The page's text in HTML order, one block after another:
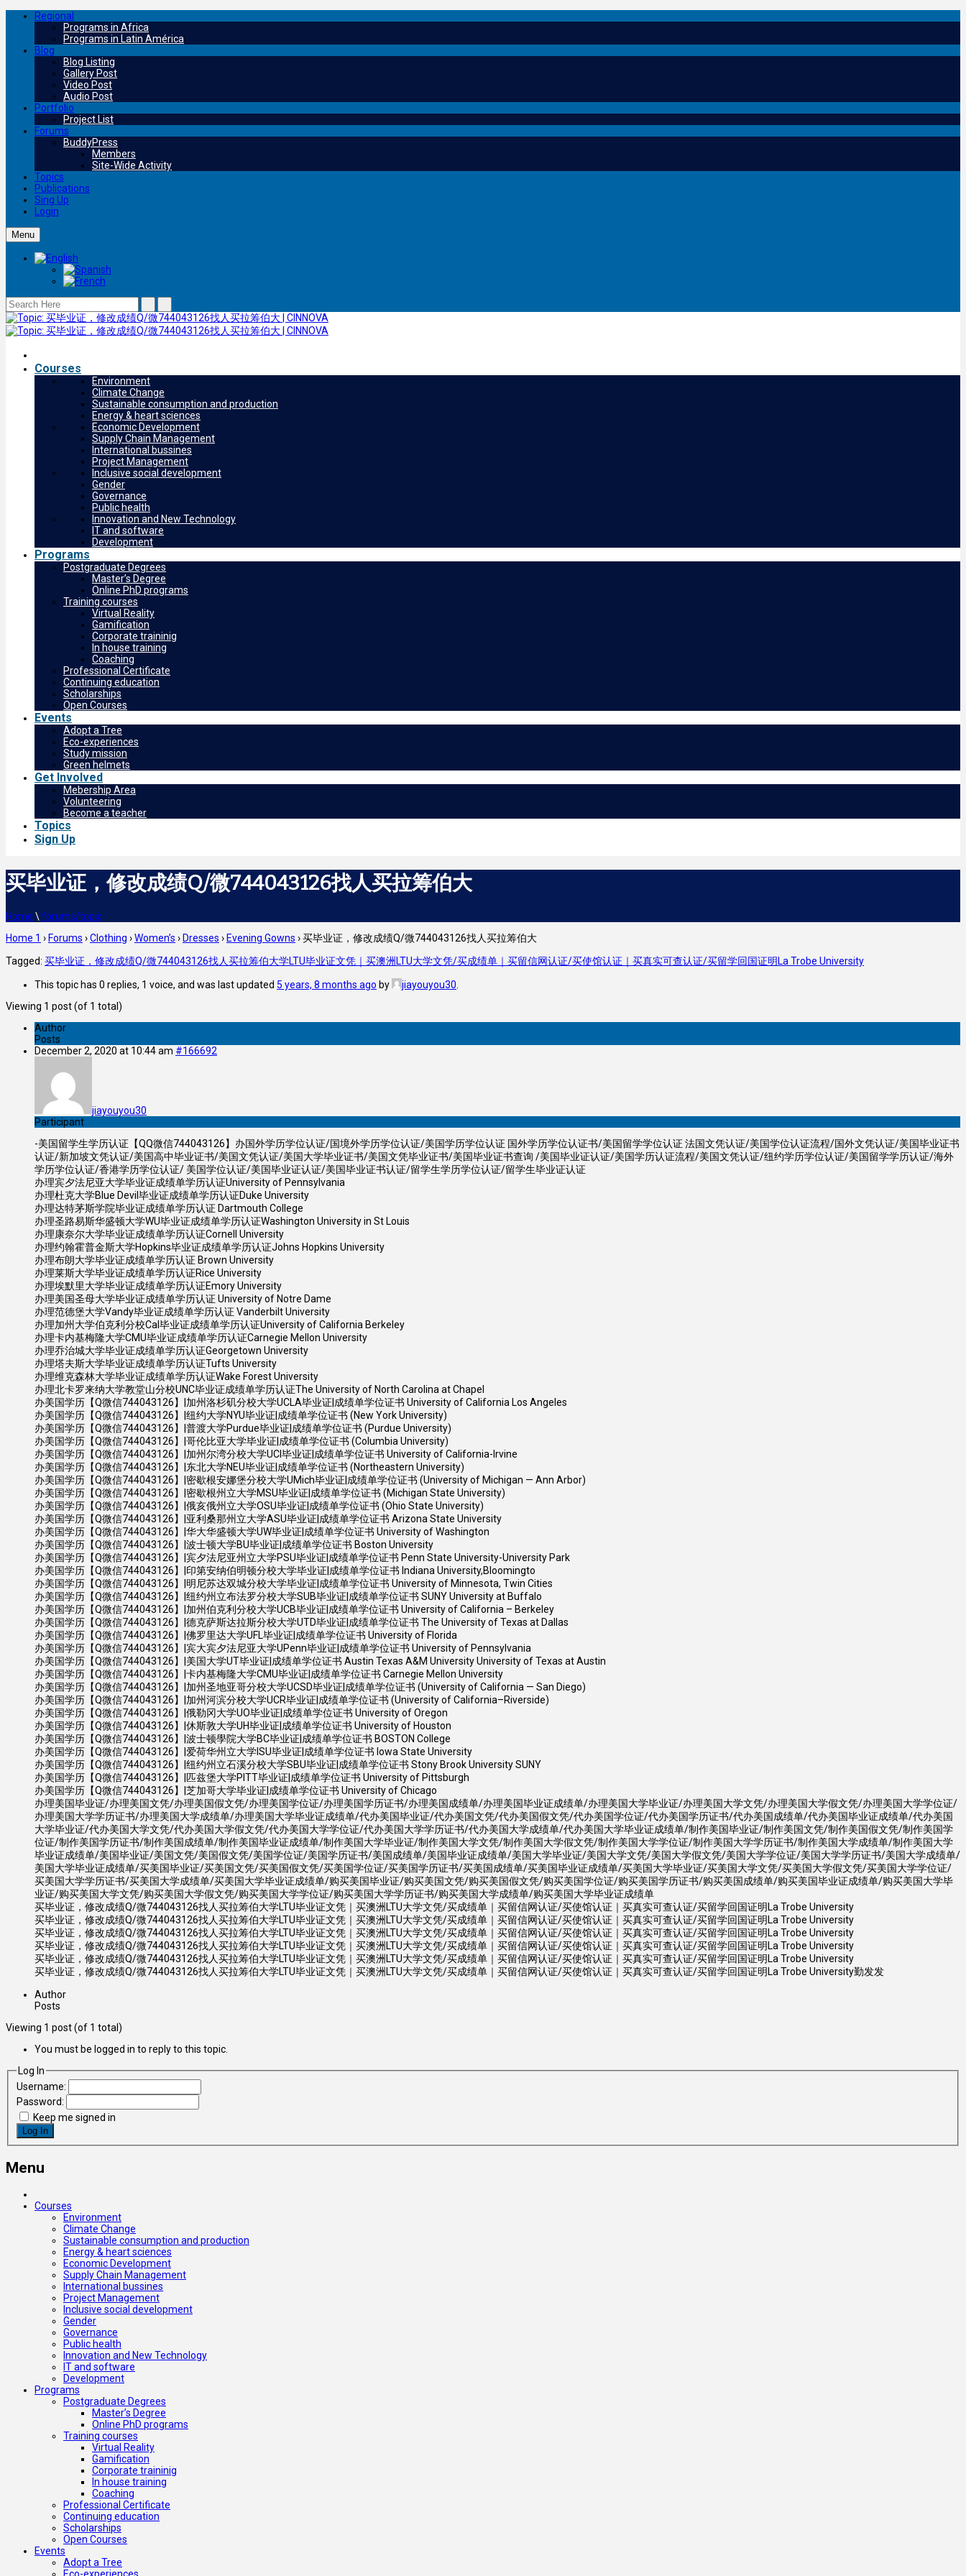
Regional
Programs in Africa
Programs in Latin América
Blog
Blog Listing
Gallery Post
Video Post
Audio Post
Portfolio
Project List
Forums
BuddyPress
Members
Site-Wide Activity
Topics
Publications
Sing Up
Login
Menu
Courses
Environment
Climate Change
Sustainable consumption and production
Energy & heart sciences
Economic Development
Supply Chain Management
International bussines
Project Management
Inclusive social development
Gender
Governance
Public health
Innovation and New Technology
IT and software
Development
Programs
Postgraduate Degrees
Master’s Degree
Online PhD programs
Training courses
Virtual Reality
Gamification
Corporate traininig
In house training
Coaching
Professional Certificate
Continuing education
Scholarships
Open Courses
Events
Adopt a Tree
Eco-experiences
Study mission
Green helmets
Get Involved
Mebership Area
Volunteering
Become a teacher
Topics
Sign Up
买毕业证，修改成绩Q/微744043126找人买拉筹伯大
Home \ forums/topic
Home 1 ›Forums ›Clothing ›Women’s ›Dresses ›Evening Gowns ›买毕业证，修改成绩Q/微744043126找人买拉筹伯大
Tagged: 买毕业证，修改成绩Q/微744043126找人买拉筹伯大学LTU毕业证文凭｜买澳洲LTU大学文凭/买成绩单｜买留信网认证/买使馆认证｜买真实可查认证/买留学回国证明La Trobe University
This topic has 0 replies, 1 voice, and was last updated 5 years, 8 months ago by jiayouyou30
Viewing 1 post (of 1 total)
Author
Posts
December 2, 2020 at 10:44 am #166692
jiayouyou30
Participant
-美国留学生学历认证【QQ微信744043126】办国外学历学位认证/国境外学历学位认证/美国学历学位认证 国外学历学位认证书/美国留学学位认证 法国文凭认证/美国学位认证流程/国外文凭认证/美国毕业证书
认证/新加坡文凭认证/美国高中毕业证书/美国文凭认证/美国大学毕业证书/美国文凭毕业证书/美国毕业证书查询 /美国毕业证认证/美国学历认证流程/美国文凭认证/纽约学历学位认证/美国留学学历认证/海外
学历学位认证/香港学历学位认证/ 美国学位认证/美国毕业证认证/美国毕业证书认证/留学生学历学位认证/留学生毕业证认证
办理宾夕法尼亚大学毕业证成绩单学历认证University of Pennsylvania
办理杜克大学Blue Devil毕业证成绩单学历认证Duke University
办理达特茅斯学院毕业证成绩单学历认证 Dartmouth College
办理圣路易斯华盛顿大学WU毕业证成绩单学历认证Washington University in St Louis
办理康奈尔大学毕业证成绩单学历认证Cornell University
办理约翰霍普金斯大学Hopkins毕业证成绩单学历认证Johns Hopkins University
办理布朗大学毕业证成绩单学历认证 Brown University
办理莱斯大学毕业证成绩单学历认证Rice University
办理埃默里大学毕业证成绩单学历认证Emory University
办理美国圣母大学毕业证成绩单学历认证 University of Notre Dame
办理范德堡大学Vandy毕业证成绩单学历认证 Vanderbilt University
办理加州大学伯克利分校Cal毕业证成绩单学历认证University of California Berkeley
办理卡内基梅隆大学CMU毕业证成绩单学历认证Carnegie Mellon University
办理乔治城大学毕业证成绩单学历认证Georgetown University
办理塔夫斯大学毕业证成绩单学历认证Tufts University
办理维克森林大学毕业证成绩单学历认证Wake Forest University
办理北卡罗来纳大学教堂山分校UNC毕业证成绩单学历认证The University of North Carolina at Chapel
办美国学历【Q微信744043126】|加州洛杉矶分校大学UCLA毕业证|成绩单学位证书 University of California Los Angeles
办美国学历【Q微信744043126】|纽约大学NYU毕业证|成绩单学位证书 (New York University)
办美国学历【Q微信744043126】|普渡大学Purdue毕业证|成绩单学位证书 (Purdue University)
办美国学历【Q微信744043126】|哥伦比亚大学毕业证|成绩单学位证书 (Columbia University)
办美国学历【Q微信744043126】|加州尔湾分校大学UCI毕业证|成绩单学位证书 University of California-Irvine
办美国学历【Q微信744043126】|东北大学NEU毕业证|成绩单学位证书 (Northeastern University)
办美国学历【Q微信744043126】|密歇根安娜堡分校大学UMich毕业证|成绩单学位证书 (University of Michigan — Ann Arbor)
办美国学历【Q微信744043126】|密歇根州立大学MSU毕业证|成绩单学位证书 (Michigan State University)
办美国学历【Q微信744043126】|俄亥俄州立大学OSU毕业证|成绩单学位证书 (Ohio State University)
办美国学历【Q微信744043126】|亚利桑那州立大学ASU毕业证|成绩单学位证书 Arizona State University
办美国学历【Q微信744043126】|华大华盛顿大学UW毕业证|成绩单学位证书 University of Washington
办美国学历【Q微信744043126】|波士顿大学BU毕业证|成绩单学位证书 Boston University
办美国学历【Q微信744043126】|宾夕法尼亚州立大学PSU毕业证|成绩单学位证书 Penn State University-University Park
办美国学历【Q微信744043126】|印第安纳伯明顿分校大学毕业证|成绩单学位证书 Indiana University,Bloomingto
办美国学历【Q微信744043126】|明尼苏达双城分校大学毕业证|成绩单学位证书 University of Minnesota, Twin Cities
办美国学历【Q微信744043126】|纽约州立布法罗分校大学SUB毕业证|成绩单学位证书 SUNY University at Buffalo
办美国学历【Q微信744043126】|加州伯克利分校大学UCB毕业证|成绩单学位证书 University of California – Berkeley
办美国学历【Q微信744043126】|德克萨斯达拉斯分校大学UTD毕业证|成绩单学位证书 The University of Texas at Dallas
办美国学历【Q微信744043126】|佛罗里达大学UFL毕业证|成绩单学位证书 University of Florida
办美国学历【Q微信744043126】|宾大宾夕法尼亚大学UPenn毕业证|成绩单学位证书 University of Pennsylvania
办美国学历【Q微信744043126】|美国大学UT毕业证|成绩单学位证书 Austin Texas A&M University University of Texas at Austin
办美国学历【Q微信744043126】|卡内基梅隆大学CMU毕业证|成绩单学位证书 Carnegie Mellon University
办美国学历【Q微信744043126】|加州圣地亚哥分校大学UCSD毕业证|成绩单学位证书 (University of California — San Diego)
办美国学历【Q微信744043126】|加州河滨分校大学UCR毕业证|成绩单学位证书 (University of California–Riverside)
办美国学历【Q微信744043126】|俄勒冈大学UO毕业证|成绩单学位证书 University of Oregon
办美国学历【Q微信744043126】|休斯敦大学UH毕业证|成绩单学位证书 University of Houston
办美国学历【Q微信744043126】|波士顿學院大学BC毕业证|成绩单学位证书 BOSTON College
办美国学历【Q微信744043126】|爱荷华州立大学ISU毕业证|成绩单学位证书 Iowa State University
办美国学历【Q微信744043126】|纽约州立石溪分校大学SBU毕业证|成绩单学位证书 Stony Brook University SUNY
办美国学历【Q微信744043126】|匹兹堡大学PITT毕业证|成绩单学位证书 University of Pittsburgh
办美国学历【Q微信744043126】|芝加哥大学毕业证|成绩单学位证书 University of Chicago
办理美国毕业证/办理美国文凭/办理美国假文凭/办理美国学位证/办理美国学历证书/办理美国成绩单/办理美国毕业证成绩单/办理美国大学毕业证/办理美国大学文凭/办理美国大学假文凭/办理美国大学学位证/
办理美国大学学历证书/办理美国大学成绩单/办理美国大学毕业证成绩单/代办美国毕业证/代办美国文凭/代办美国假文凭/代办美国学位证/代办美国学历证书/代办美国成绩单/代办美国毕业证成绩单/代办美国
大学毕业证/代办美国大学文凭/代办美国大学假文凭/代办美国大学学位证/代办美国大学学历证书/代办美国大学成绩单/代办美国大学毕业证成绩单/制作美国毕业证/制作美国文凭/制作美国假文凭/制作美国学
位证/制作美国学历证书/制作美国成绩单/制作美国毕业证成绩单/制作美国大学毕业证/制作美国大学文凭/制作美国大学假文凭/制作美国大学学位证/制作美国大学学历证书/制作美国大学成绩单/制作美国大学
毕业证成绩单/美国毕业证/美国文凭/美国假文凭/美国学位证/美国学历证书/美国成绩单/美国毕业证成绩单/美国大学毕业证/美国大学文凭/美国大学假文凭/美国大学学位证/美国大学学历证书/美国大学成绩单/
美国大学毕业证成绩单/买美国毕业证/买美国文凭/买美国假文凭/买美国学位证/买美国学历证书/买美国成绩单/买美国毕业证成绩单/买美国大学毕业证/买美国大学文凭/买美国大学假文凭/买美国大学学位证/
买美国大学学历证书/买美国大学成绩单/买美国大学毕业证成绩单/购买美国毕业证/购买美国文凭/购买美国假文凭/购买美国学位证/购买美国学历证书/购买美国成绩单/购买美国毕业证成绩单/购买美国大学毕
业证/购买美国大学文凭/购买美国大学假文凭/购买美国大学学位证/购买美国大学学历证书/购买美国大学成绩单/购买美国大学毕业证成绩单
买毕业证，修改成绩Q/微744043126找人买拉筹伯大学LTU毕业证文凭｜买澳洲LTU大学文凭/买成绩单｜买留信网认证/买使馆认证｜买真实可查认证/买留学回国证明La Trobe University
买毕业证，修改成绩Q/微744043126找人买拉筹伯大学LTU毕业证文凭｜买澳洲LTU大学文凭/买成绩单｜买留信网认证/买使馆认证｜买真实可查认证/买留学回国证明La Trobe University
买毕业证，修改成绩Q/微744043126找人买拉筹伯大学LTU毕业证文凭｜买澳洲LTU大学文凭/买成绩单｜买留信网认证/买使馆认证｜买真实可查认证/买留学回国证明La Trobe University
买毕业证，修改成绩Q/微744043126找人买拉筹伯大学LTU毕业证文凭｜买澳洲LTU大学文凭/买成绩单｜买留信网认证/买使馆认证｜买真实可查认证/买留学回国证明La Trobe University
买毕业证，修改成绩Q/微744043126找人买拉筹伯大学LTU毕业证文凭｜买澳洲LTU大学文凭/买成绩单｜买留信网认证/买使馆认证｜买真实可查认证/买留学回国证明La Trobe University
买毕业证，修改成绩Q/微744043126找人买拉筹伯大学LTU毕业证文凭｜买澳洲LTU大学文凭/买成绩单｜买留信网认证/买使馆认证｜买真实可查认证/买留学回国证明La Trobe University勤发发
Author
Posts
Viewing 1 post (of 1 total)
You must be logged in to reply to this topic.
Log In
Username:
Password:
Keep me signed in
Log In
Menu
Courses
Environment
Climate Change
Sustainable consumption and production
Energy & heart sciences
Economic Development
Supply Chain Management
International bussines
Project Management
Inclusive social development
Gender
Governance
Public health
Innovation and New Technology
IT and software
Development
Programs
Postgraduate Degrees
Master’s Degree
Online PhD programs
Training courses
Virtual Reality
Gamification
Corporate traininig
In house training
Coaching
Professional Certificate
Continuing education
Scholarships
Open Courses
Events
Adopt a Tree